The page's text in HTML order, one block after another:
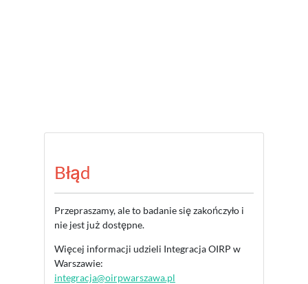
Błąd
Przepraszamy, ale to badanie się zakończyło i
nie jest już dostępne.
Więcej informacji udzieli Integracja OIRP w
Warszawie:
integracja@oirpwarszawa.pl